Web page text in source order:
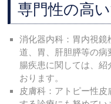
専門性の高
消化器内科：胃内視
道、胃、肝胆膵等の
腸疾患に関しては、
おります。
皮膚科：アトピー性